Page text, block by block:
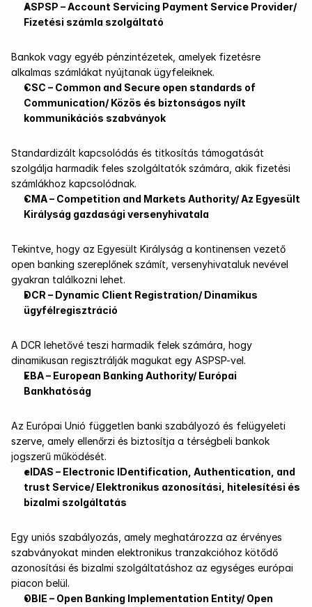
ASPSP – Account Servicing Payment Service Provider/
Fizetési számla szolgáltató
Bankok vagy egyéb pénzintézetek, amelyek fizetésre
alkalmas számlákat nyújtanak ügyfeleiknek.
CSC – Common and Secure open standards of
Communication/ Közös és biztonságos nyílt
kommunikációs szabványok
Standardizált kapcsolódás és titkosítás támogatását
szolgálja harmadik feles szolgáltatók számára, akik fizetési
számlákhoz kapcsolódnak.
CMA – Competition and Markets Authority/ Az Egyesült
Királyság gazdasági versenyhivatala
Tekintve, hogy az Egyesült Királyság a kontinensen vezető
open banking szereplőnek számít, versenyhivataluk nevével
gyakran találkozni lehet.
DCR – Dynamic Client Registration/ Dinamikus
ügyfélregisztráció
A DCR lehetővé teszi harmadik felek számára, hogy
dinamikusan regisztrálják magukat egy ASPSP-vel.
EBA – European Banking Authority/ Európai
Bankhatóság
Az Európai Unió független banki szabályozó és felügyeleti
szerve, amely ellenőrzi és biztosítja a térségbeli bankok
jogszerű működését.
eIDAS – Electronic IDentification, Authentication, and
trust Service/ Elektronikus azonosítási, hitelesítési és
bizalmi szolgáltatás
Egy uniós szabályozás, amely meghatározza az érvényes
szabványokat minden elektronikus tranzakcióhoz kötődő
azonosítási és bizalmi szolgáltatáshoz az egységes európai
piacon belül.
OBIE – Open Banking Implementation Entity/ Open